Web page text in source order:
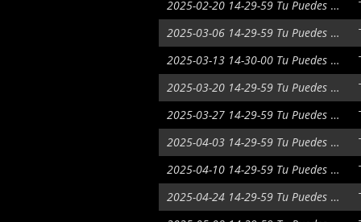
2025-02-20 14-29-59 Tu Puedes Ser
2025-03-06 14-29-59 Tu Puedes Ser
2025-03-13 14-30-00 Tu Puedes Ser
2025-03-20 14-29-59 Tu Puedes Ser
2025-03-27 14-29-59 Tu Puedes Ser
2025-04-03 14-29-59 Tu Puedes Ser
2025-04-10 14-29-59 Tu Puedes Ser
2025-04-24 14-29-59 Tu Puedes Ser